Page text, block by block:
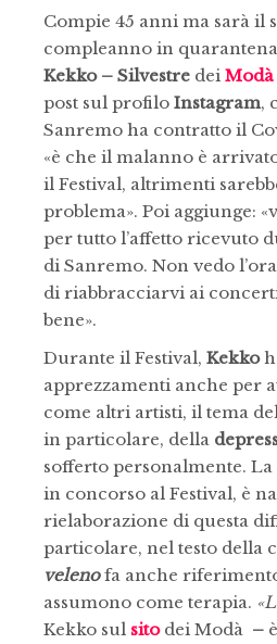
Compie 45 anni ma sarà il
compleanno in
Kekko – Silvestre dei Modà
post sul profilo Instagram,
Sanremo ha contratto il
«è che il malanno è
il Festival, altrimenti
problema». Poi aggiunge:
per tutto l’affetto ricevuto
di Sanremo. Non vedo
di riabbracciarvi ai
bene».
Durante il Festival, Kekko
apprezzamenti anche per
come altri artisti, il tema
in particolare, della
sofferto personalmente. La
in concorso al Festival, è
rielaborazione di questa
particolare, nel testo della
velenofa anche
assumono come terapia.
Kekko sul sitodei Modà –